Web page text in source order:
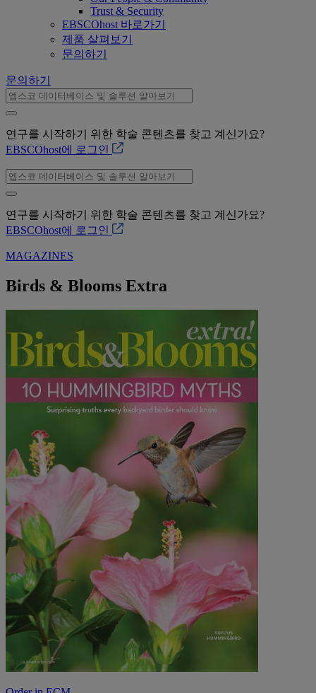
Trust & Security
EBSCOhost 바로가기
제품 살펴보기
문의하기
문의하기
연구를 시작하기 위한 학술 콘텐츠를 찾고 계신가요?
EBSCOhost에 로그인
연구를 시작하기 위한 학술 콘텐츠를 찾고 계신가요?
EBSCOhost에 로그인
MAGAZINES
Birds & Blooms Extra